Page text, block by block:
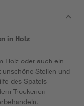
in Holz
Holz oder auch ein
unschöne Stellen und
des Spatels
Trockenen